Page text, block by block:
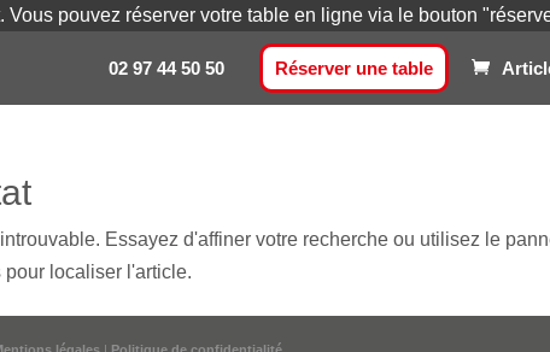
pouvez réserver votre table en ligne via le bouton
02 97 44 50 50 Réserver une table
Essayez d'affiner votre recherche ou utilisez le
localiser l'article.